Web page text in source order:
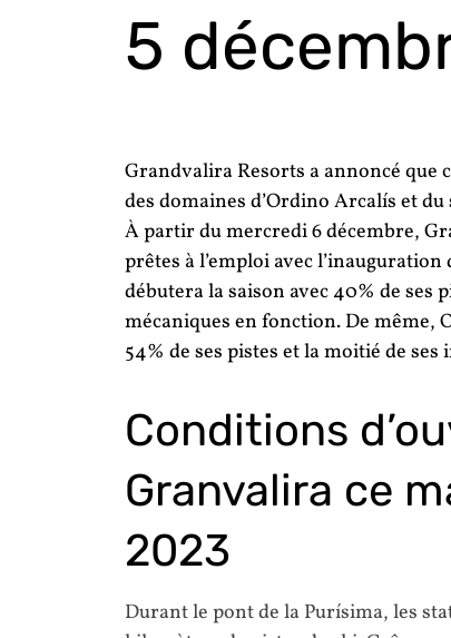
5
Grandvalira Resorts a annoncé que
des domaines d’Ordino Arcalís et
À partir du mercredi 6 décembre,
prêtes à l’emploi avec
débutera la saison avec 40% de ses
mécaniques en fonction. De même,
54% de ses pistes et la moitié de
Conditions
Granvalira ce
2023
Durant le pont de la Purísima, les